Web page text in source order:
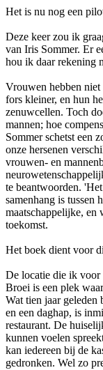
Het is nu nog een
Deze keer zou ik
van Iris Sommer. Er
hou ik daar rekening
Vrouwen hebben niet
fors kleiner, en hun
zenuwcellen. Toch
mannen; hoe
Sommer schetst een
onze hersenen
vrouwen- en
te beantwoorden.
samenhang is tussen
maatschappelijke, en
toekomst.
Het boek dient voor
De locatie die ik voor
Broei is een plek
Wat tien jaar geleden
en een daghap, is
restaurant. De
kunnen voelen
kan iedereen bij de
gedronken. Wel zo